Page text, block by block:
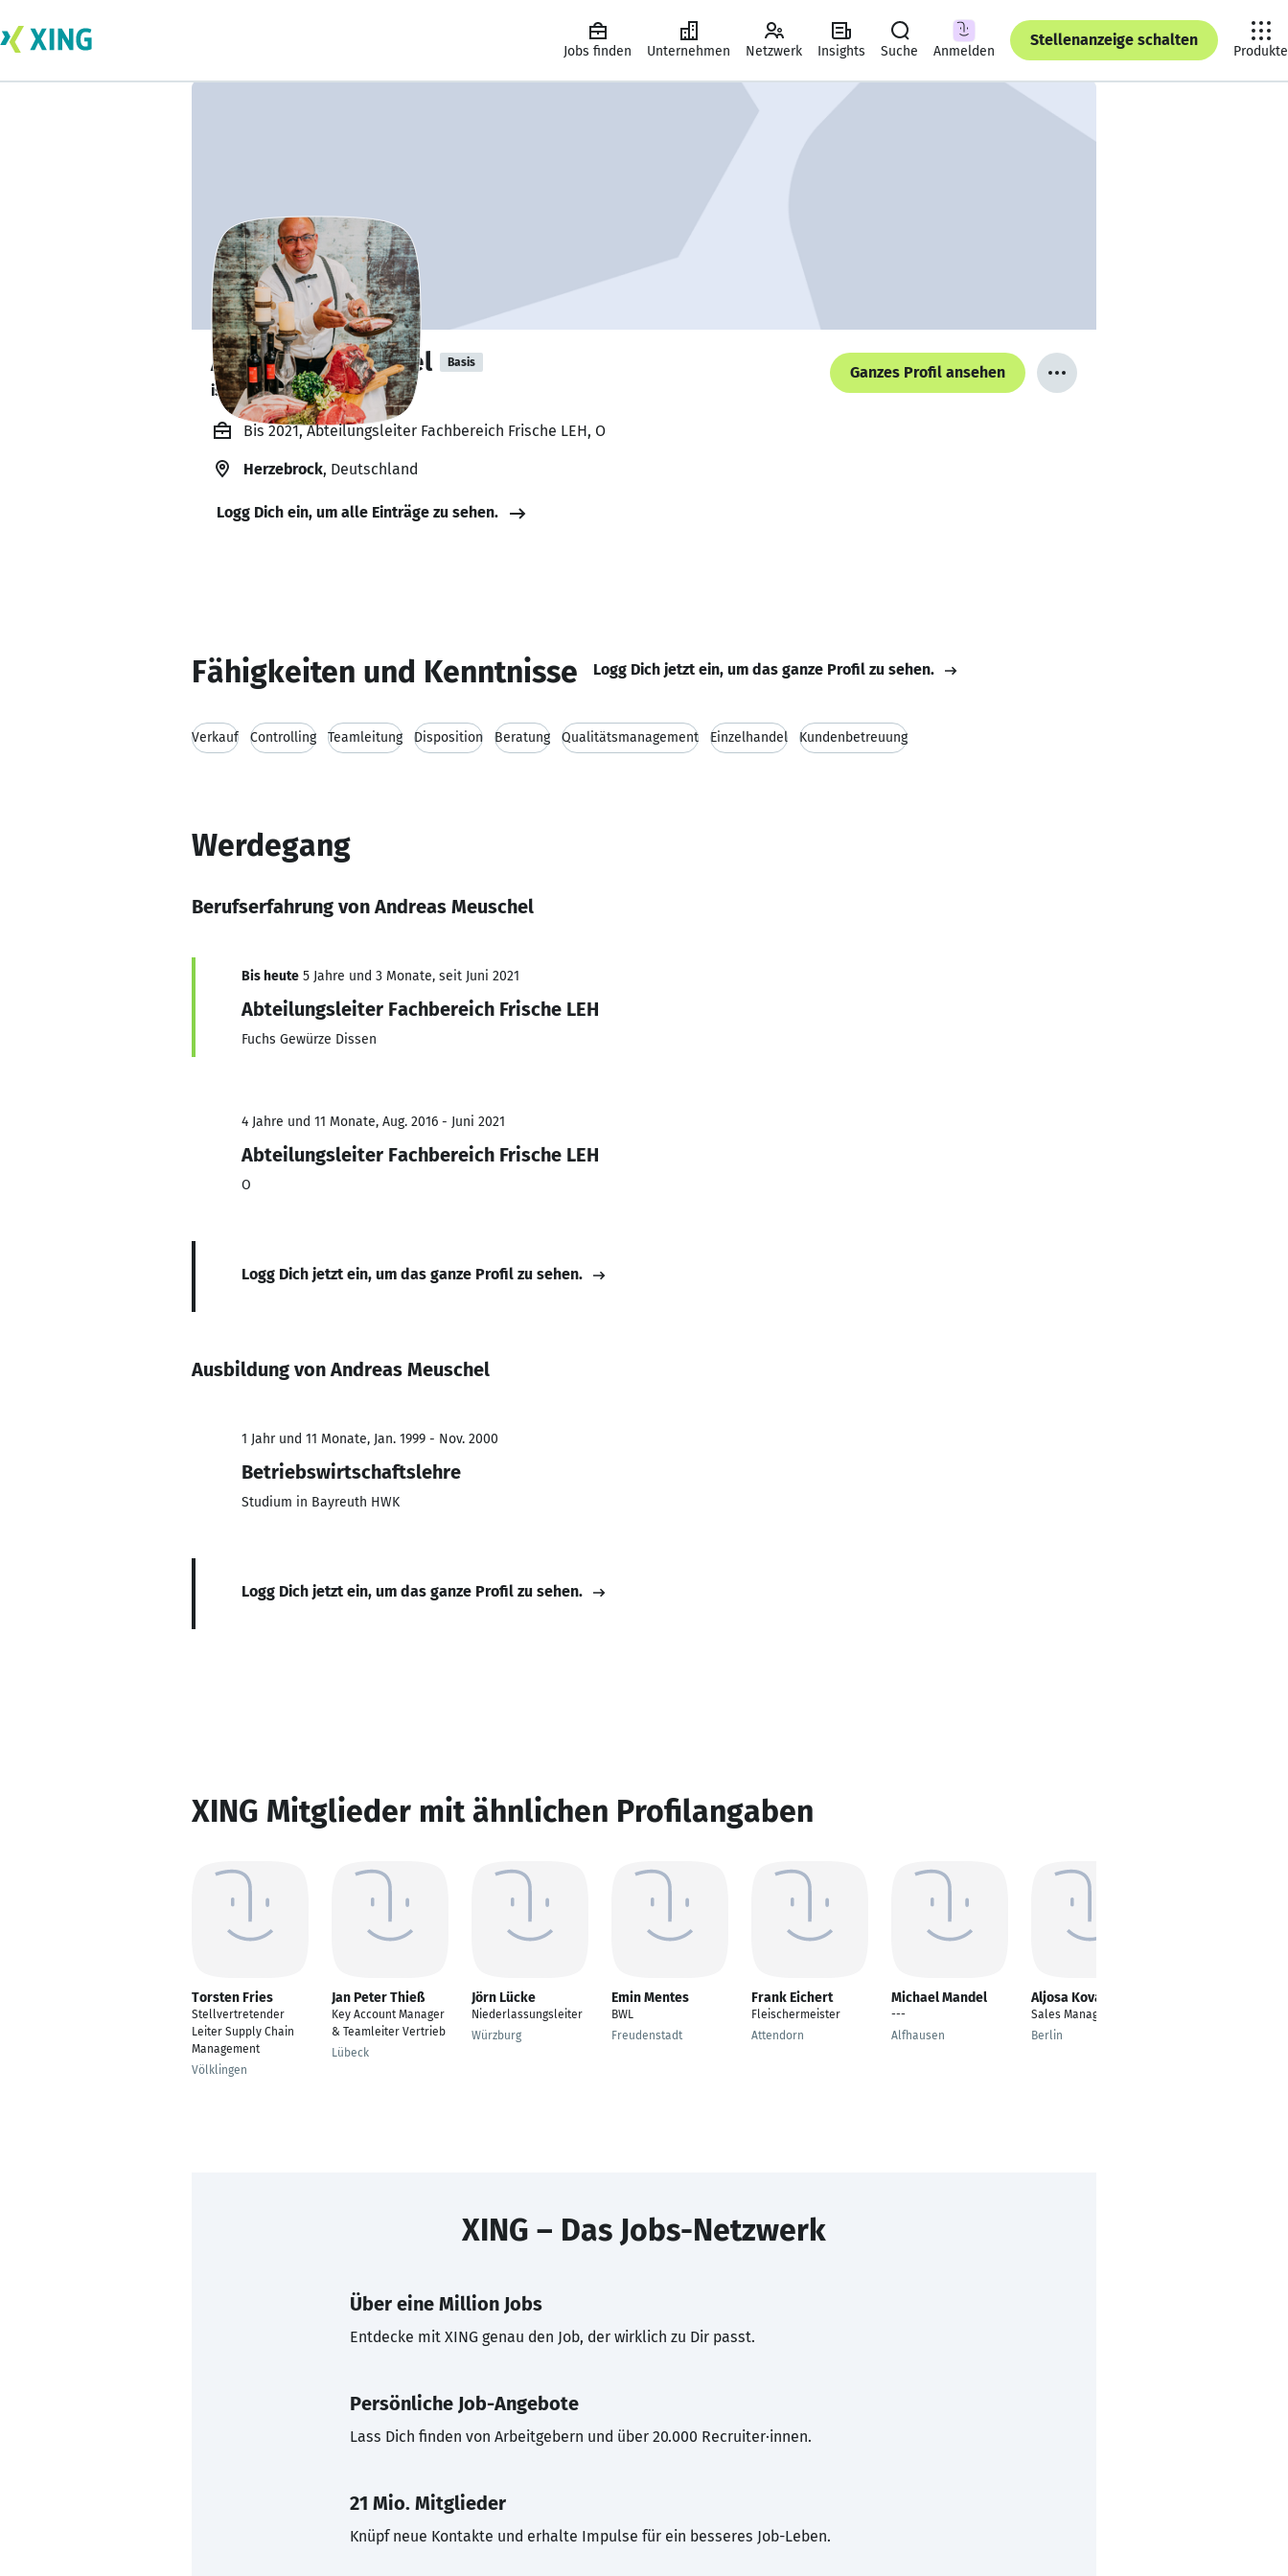
Jobs finden Unternehmen Netzwerk Insights Suche Anmelden
Stellenanzeige schalten
Produkte
Andreas Meuschel Basis
ist gesund und munter. 🥦
Ganzes Profil ansehen
Bis 2021, Abteilungsleiter Fachbereich Frische LEH, O
Herzebrock, Deutschland
Logg Dich ein, um alle Einträge zu sehen.
Fähigkeiten und Kenntnisse Logg Dich jetzt ein, um das ganze Profil zu sehen.
Verkauf Controlling Teamleitung Disposition Beratung Qualitätsmanagement Einzelhandel Kundenbetreuung
Werdegang
Berufserfahrung von Andreas Meuschel
Bis heute 5 Jahre und 3 Monate, seit Juni 2021
Abteilungsleiter Fachbereich Frische LEH
Fuchs Gewürze Dissen
4 Jahre und 11 Monate, Aug. 2016 - Juni 2021
Abteilungsleiter Fachbereich Frische LEH
O
Logg Dich jetzt ein, um das ganze Profil zu sehen.
Ausbildung von Andreas Meuschel
1 Jahr und 11 Monate, Jan. 1999 - Nov. 2000
Betriebswirtschaftslehre
Studium in Bayreuth HWK
Logg Dich jetzt ein, um das ganze Profil zu sehen.
XING Mitglieder mit ähnlichen Profilangaben
Torsten Fries
Stellvertretender
Leiter Supply Chain
Management
Völklingen
Jan Peter Thieß
Key Account Manager
& Teamleiter Vertrieb
Lübeck
Jörn Lücke
Niederlassungsleiter
Würzburg
Emin Mentes
BWL
Freudenstadt
Frank Eichert
Fleischermeister
Attendorn
Michael Mandel
---
Alfhausen
Aljosa Kovacevic
Sales Manager
Berlin
XING – Das Jobs-Netzwerk
Über eine Million Jobs
Entdecke mit XING genau den Job, der wirklich zu Dir passt.
Persönliche Job-Angebote
Lass Dich finden von Arbeitgebern und über 20.000 Recruiter·innen.
21 Mio. Mitglieder
Knüpf neue Kontakte und erhalte Impulse für ein besseres Job-Leben.